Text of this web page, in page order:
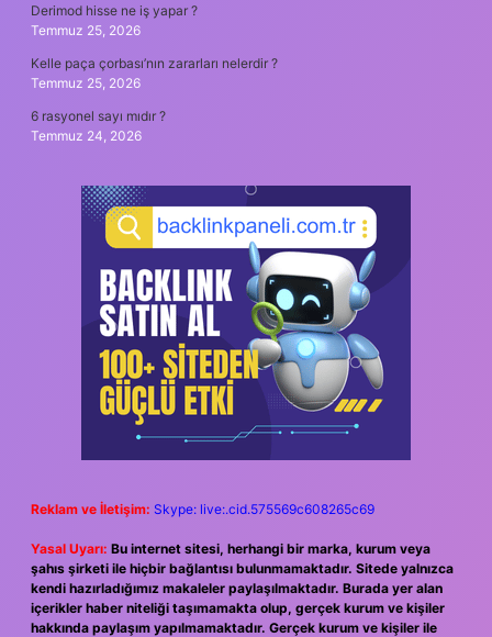
Derimod hisse ne iş yapar ?
Temmuz 25, 2026
Kelle paça çorbası’nın zararları nelerdir ?
Temmuz 25, 2026
6 rasyonel sayı mıdır ?
Temmuz 24, 2026
Reklam ve İletişim: Skype: live:.cid.575569c608265c69
Yasal Uyarı: Bu internet sitesi, herhangi bir marka, kurum veya
şahıs şirketi ile hiçbir bağlantısı bulunmamaktadır. Sitede yalnızca
kendi hazırladığımız makaleler paylaşılmaktadır. Burada yer alan
içerikler haber niteliği taşımamakta olup, gerçek kurum ve kişiler
hakkında paylaşım yapılmamaktadır. Gerçek kurum ve kişiler ile